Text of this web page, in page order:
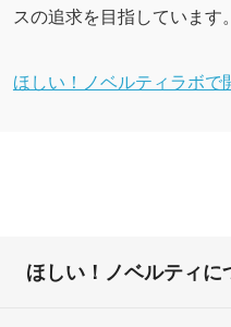
スの追求を目指しています。
ほしい！ノベルティラボで
ほしい！ノベルティに